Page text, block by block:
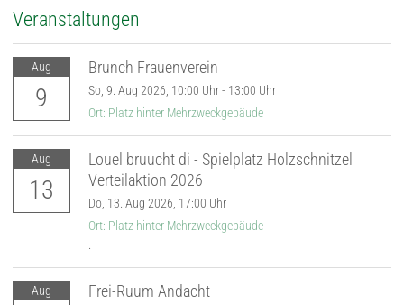
Veranstaltungen
Aug
9
Brunch Frauenverein
So, 9. Aug 2026, 10:00 Uhr- 13:00 Uhr
Ort: Platz hinter Mehrzweckgebäude
Aug
13
Louel bruucht di - Spielplatz Holzschnitzel
Verteilaktion 2026
Do, 13. Aug 2026, 17:00 Uhr
Ort: Platz hinter Mehrzweckgebäude
Aug Frei-Ruum Andacht